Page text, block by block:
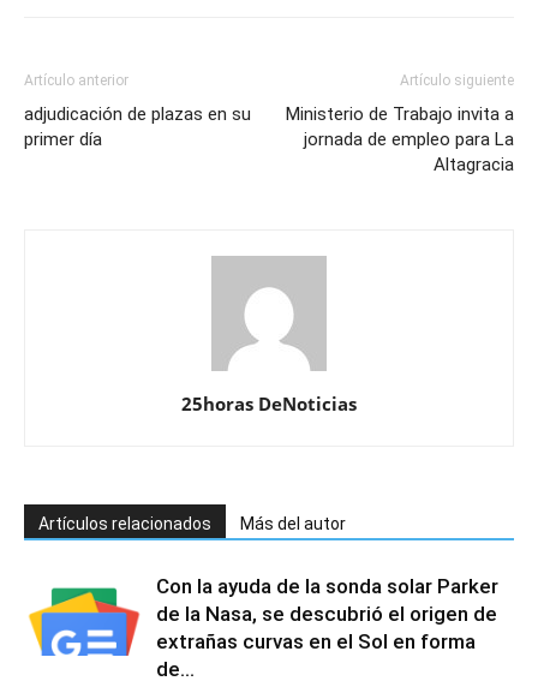
Artículo anterior
adjudicación de plazas en su
primer día
Artículo siguiente
Ministerio de Trabajo invita a
jornada de empleo para La
Altagracia
25horas DeNoticias
Artículos relacionados Más del autor
Con la ayuda de la sonda solar Parker
de la Nasa, se descubrió el origen de
extrañas curvas en el Sol en forma
de...